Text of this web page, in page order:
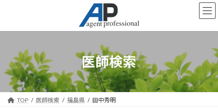
ン
キ
プ
ー
に
動
医師検索
TOP 医師検索 福島県 田中秀明